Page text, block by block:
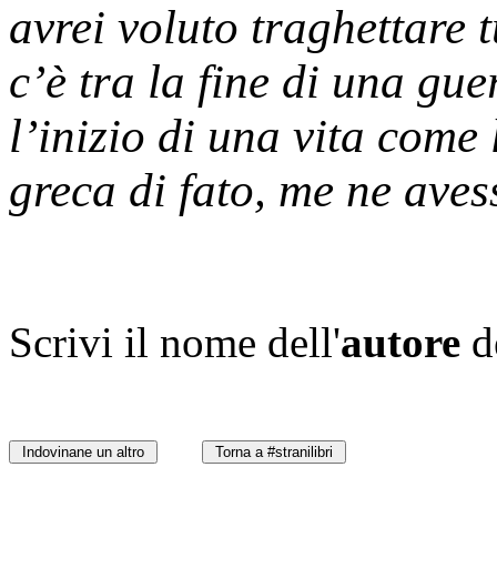
avrei voluto traghettare
c’è tra la fine di una
l’inizio di una vita
greca di fato, me ne
Scrivi il nome dell'autore